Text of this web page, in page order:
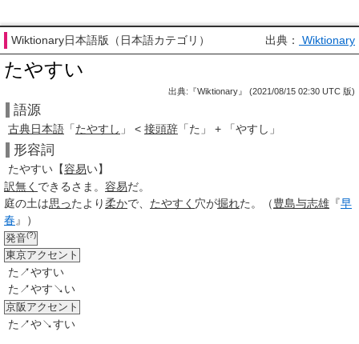
Wiktionary日本語版（日本語カテゴリ） 出典： Wiktionary
たやすい
出典:『Wiktionary』 (2021/08/15 02:30 UTC 版)
語源
古典日本語 「たやすし 」 < 接頭辞 「た」 + 「やすし」
形容詞
たやすい 【容易い】
訳無く できるさま。 容易だ。
庭の土は思ったより柔かで、 たやすく 穴が掘れた。（豊島与志雄 『早
春 』）
発音(?)
東京アクセント
た↗やすい
た↗やす↘い
京阪アクセント
た↗や↘すい